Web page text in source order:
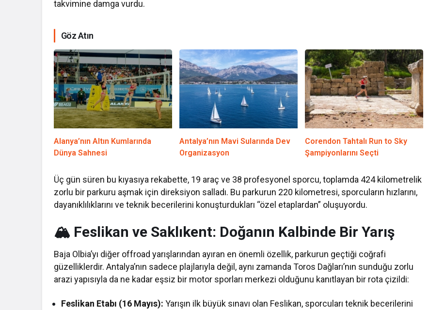
takvimine damga vurdu.
Göz Atın
Alanya’nın Altın Kumlarında
Dünya Sahnesi
Antalya’nın Mavi Sularında Dev
Organizasyon
Corendon Tahtalı Run to Sky
Şampiyonlarını Seçti
Üç gün süren bu kıyasıya rekabette, 19 araç ve 38 profesyonel sporcu, toplamda 424 kilometrelik
zorlu bir parkuru aşmak için direksiyon salladı. Bu parkurun 220 kilometresi, sporcuların hızlarını,
dayanıklılıklarını ve teknik becerilerini konuşturdukları “özel etaplardan” oluşuyordu.
🏔️ Feslikan ve Saklıkent: Doğanın Kalbinde Bir Yarış
Baja Olbia’yı diğer offroad yarışlarından ayıran en önemli özellik, parkurun geçtiği coğrafi
güzelliklerdir. Antalya’nın sadece plajlarıyla değil, aynı zamanda Toros Dağları’nın sunduğu zorlu
arazi yapısıyla da ne kadar eşsiz bir motor sporları merkezi olduğunu kanıtlayan bir rota çizildi:
Feslikan Etabı (16 Mayıs): Yarışın ilk büyük sınavı olan Feslikan, sporcuları teknik becerilerini